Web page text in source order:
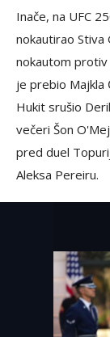
Inače, na UFC
nokautirao Stiva
nokautom protiv
je prebio Majkla
Hukit srušio
večeri Šon
pred duel
Aleksa Pereiru.